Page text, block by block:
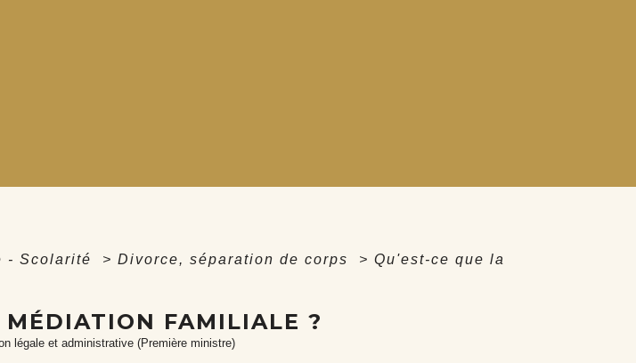
- Scolarité > Divorce, séparation de corps > Qu'est-ce que la
MÉDIATION FAMILIALE ?
légale et administrative (Première ministre)